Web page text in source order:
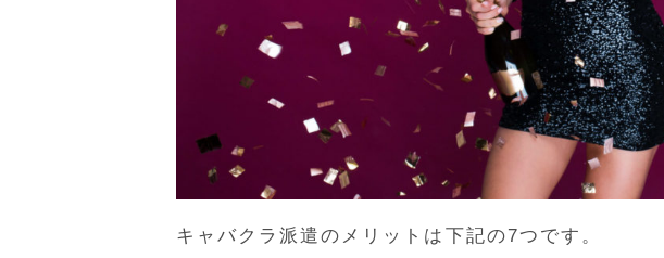
キャバクラ派遣のメリットは下記の7つです。